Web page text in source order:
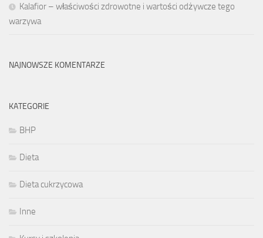
Kalafior – właściwości zdrowotne i wartości odżywcze tego
warzywa
NAJNOWSZE KOMENTARZE
KATEGORIE
BHP
Dieta
Dieta cukrzycowa
Inne